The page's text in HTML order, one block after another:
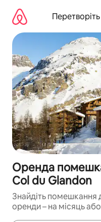
вмісту
Оренда
Col du Glandon
Знайдіть помешкання
оренди – на місяць